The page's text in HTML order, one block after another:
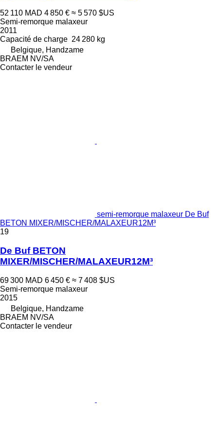
52 110 MAD 4 850 € ≈ 5 570 $US
Semi-remorque malaxeur
2011
Capacité de charge 24 280 kg
Belgique, Handzame
BRAEM NV/SA
Contacter le vendeur
semi-remorque malaxeur De Buf
BETON MIXER/MISCHER/MALAXEUR12M³
19
De Buf BETON
MIXER/MISCHER/MALAXEUR12M³
69 300 MAD 6 450 € ≈ 7 408 $US
Semi-remorque malaxeur
2015
Belgique, Handzame
BRAEM NV/SA
Contacter le vendeur